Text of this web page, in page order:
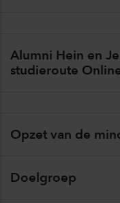
Alumni Hein en
studieroute
Opzet van de
Doelgroep